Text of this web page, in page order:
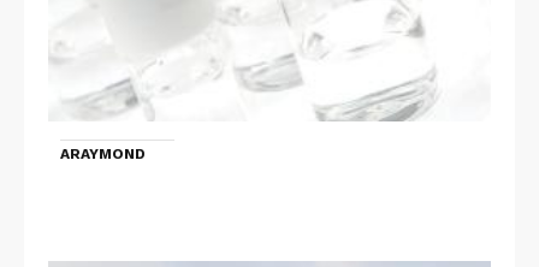
ARAYMOND